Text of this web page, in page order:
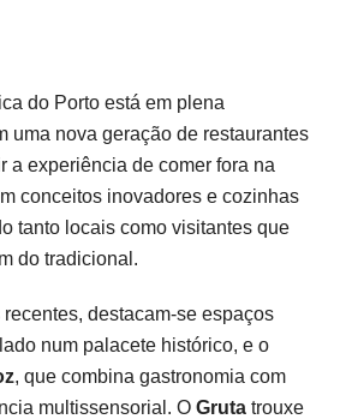
do Porto está em plena
uma nova geração de restaurantes
a experiência de comer fora na
conceitos inovadores e cozinhas
tanto locais como visitantes que
do tradicional.
recentes, destacam-se espaços
num palacete histórico, e o
, que combina gastronomia com
multissensorial. O Gruta trouxe